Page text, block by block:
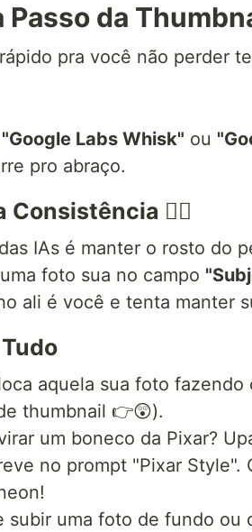
Passo da
pra você não perder
"Google Labs Whisk" ou
pro abraço.
Consistência 🧙‍♂️
IAs é manter o rosto do
foto sua no campo
ali é você e tenta manter
aquela sua foto
thumbnail 👉😲).
um boneco da Pixar?
no prompt "Pixar Style".
subir uma foto de fundo ou